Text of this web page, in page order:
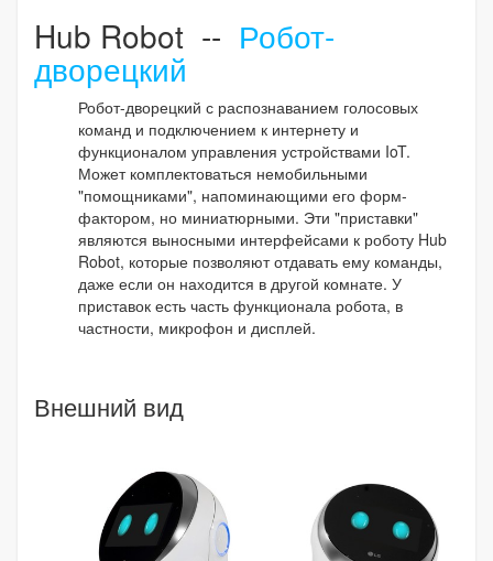
Hub Robot -- Робот-
дворецкий
Робот-дворецкий с распознаванием голосовых
команд и подключением к интернету и
функционалом управления устройствами IoT.
Может комплектоваться немобильными
"помощниками", напоминающими его форм-
фактором, но миниатюрными. Эти "приставки"
являются выносными интерфейсами к роботу Hub
Robot, которые позволяют отдавать ему команды,
даже если он находится в другой комнате. У
приставок есть часть функционала робота, в
частности, микрофон и дисплей.
Внешний вид